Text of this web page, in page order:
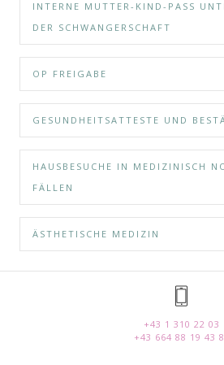
INTERNE MUTTER-KIND-PASS
DER SCHWANGERSCHAFT
OP FREIGABE
GESUNDHEITSATTESTE UND
HAUSBESUCHE IN MEDIZINISCH
FÄLLEN
ÄSTHETISCHE MEDIZIN
+43 1 310 22 03
+43 664 88 19 43